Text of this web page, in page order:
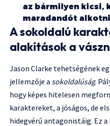
az bármilyen kicsi,
maradandót
A sokoldalú
alakítások a
Jason Clarke tehetségének
jellemzője a sokoldalúság.
hogy képes hitelesen
karaktereket, a jóságos, de
hidegvérű antagonistáig. Ez